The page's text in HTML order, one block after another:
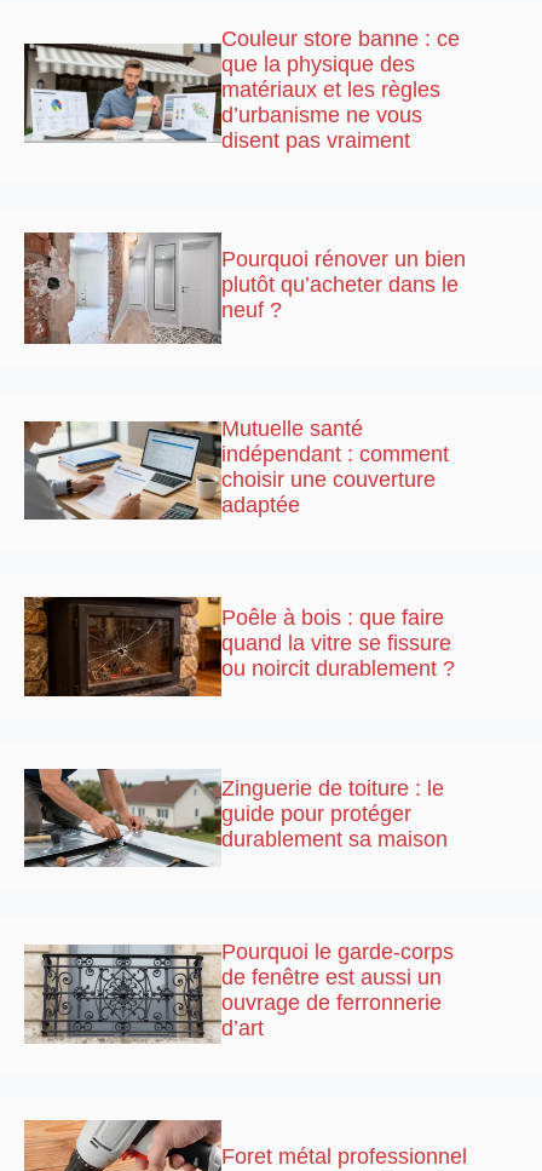
Couleur store banne : ce
que la physique des
matériaux et les règles
d’urbanisme ne vous
disent pas vraiment
Pourquoi rénover un bien
plutôt qu’acheter dans le
neuf ?
Mutuelle santé
indépendant : comment
choisir une couverture
adaptée
Poêle à bois : que faire
quand la vitre se fissure
ou noircit durablement ?
Zinguerie de toiture : le
guide pour protéger
durablement sa maison
Pourquoi le garde-corps
de fenêtre est aussi un
ouvrage de ferronnerie
d’art
Foret métal professionnel